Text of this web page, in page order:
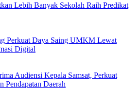
Lebih Banyak Sekolah Raih Predikat
Perkuat Daya Saing UMKM Lewat
Digital
Audiensi Kepala Samsat, Perkuat
Pendapatan Daerah